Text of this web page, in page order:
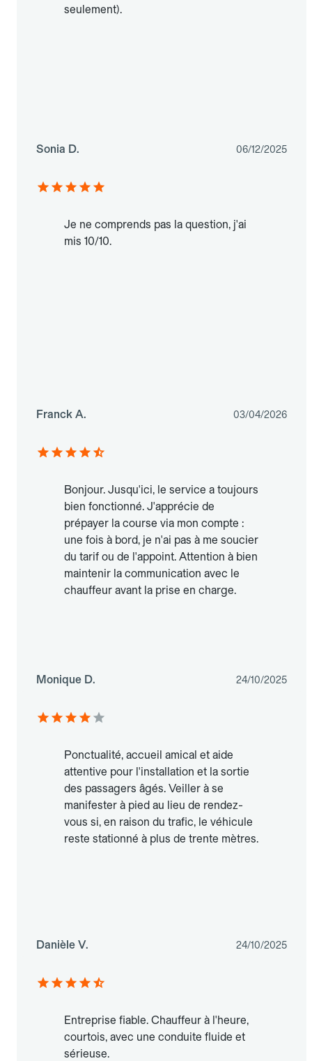
seulement).
Sonia D. 06/12/2025
Je ne comprends pas la question, j'ai
mis 10/10.
Franck A. 03/04/2026
Bonjour. Jusqu'ici, le service a toujours
bien fonctionné. J'apprécie de
prépayer la course via mon compte :
une fois à bord, je n'ai pas à me soucier
du tarif ou de l'appoint. Attention à bien
maintenir la communication avec le
chauffeur avant la prise en charge.
Monique D. 24/10/2025
Ponctualité, accueil amical et aide
attentive pour l'installation et la sortie
des passagers âgés. Veiller à se
manifester à pied au lieu de rendez-
vous si, en raison du trafic, le véhicule
reste stationné à plus de trente mètres.
Danièle V. 24/10/2025
Entreprise fiable. Chauffeur à l'heure,
courtois, avec une conduite fluide et
sérieuse.